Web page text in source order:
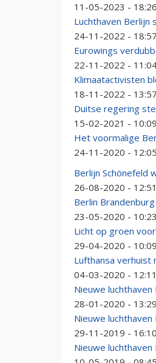
11-05-2023 - 18:26
Luchthaven Berlijn
24-11-2022 - 18:57
Eurowings
22-11-2022 -
Klimaatactivisten
18-11-2022 - 13:57
Duitse regering
15-02-2021 - 10:09
Het voormalige
24-11-2020 - 12:05
Berlijn Schönefeld
26-08-2020 - 12:51
Berlin
23-05-2020 - 10:23
Licht op groen
29-04-2020 - 10:09
Lufthansa verhuist
04-03-2020 - 12:11
Nieuwe
28-01-2020 - 13:29
Nieuwe
29-11-2019 - 16:10
Nieuwe